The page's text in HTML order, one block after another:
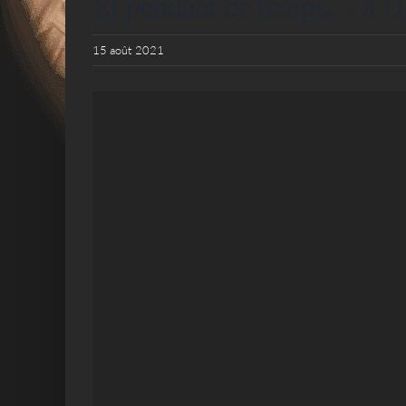
15 août 2021